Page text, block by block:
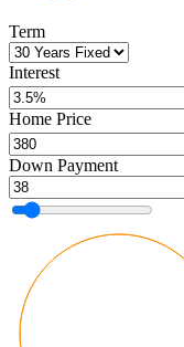
Term
Interest
Home Price
Down Payment